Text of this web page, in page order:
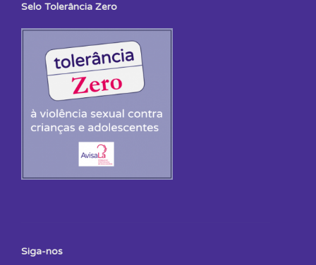
Selo Tolerância Zero
Siga-nos